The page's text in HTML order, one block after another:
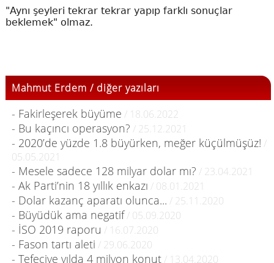
"Aynı şeyleri tekrar tekrar yapıp farklı sonuçlar
beklemek" olmaz.
Mahmut Erdem / diğer yazıları
- Fakirleşerek büyüme / 18.06.2022
- Bu kaçıncı operasyon? / 25.12.2021
- 2020’de yüzde 1.8 büyürken, meğer küçülmüşüz! /
05.05.2021
- Mesele sadece 128 milyar dolar mı? / 23.04.2021
- Ak Parti’nin 18 yıllık enkazı / 08.01.2021
- Dolar kazanç aparatı olunca... / 25.11.2020
- Büyüdük ama negatif/ 05.09.2020
- İSO 2019 raporu / 16.07.2020
- Fason tartı aleti / 29.06.2020
- Tefeciye yılda 4 milyon konut/ 13.04.2020